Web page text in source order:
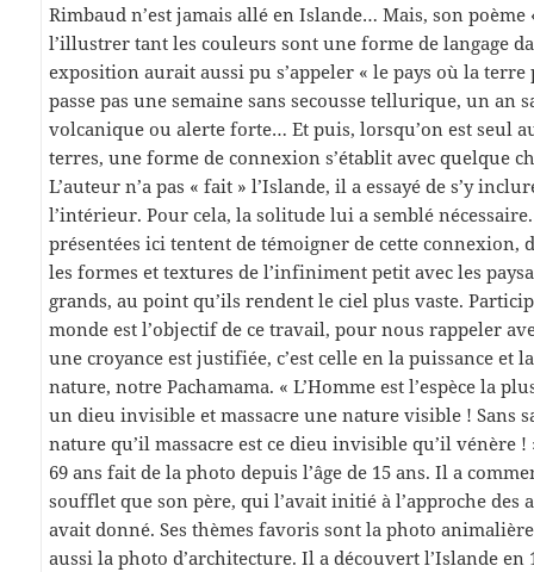
Rimbaud n’est jamais allé en Islande… Mais, son
l’illustrer tant les couleurs sont une forme de langage
exposition aurait aussi pu s’appeler « le pays où la terre
passe pas une semaine sans secousse tellurique, un an
volcanique ou alerte forte… Et puis, lorsqu’on est seul
terres, une forme de connexion s’établit avec quelque
L’auteur n’a pas « fait » l’Islande, il a essayé de s’y
l’intérieur. Pour cela, la solitude lui a semblé
présentées ici tentent de témoigner de cette connexion,
les formes et textures de l’infiniment petit avec les
grands, au point qu’ils rendent le ciel plus vaste.
monde est l’objectif de ce travail, pour nous rappeler
une croyance est justifiée, c’est celle en la puissance et
nature, notre Pachamama. « L’Homme est l’espèce la
un dieu invisible et massacre une nature visible ! Sans
nature qu’il massacre est ce dieu invisible qu’il vénère
69 ans fait de la photo depuis l’âge de 15 ans. Il a
soufflet que son père, qui l’avait initié à l’approche
avait donné. Ses thèmes favoris sont la photo
aussi la photo d’architecture. Il a découvert l’Islande en